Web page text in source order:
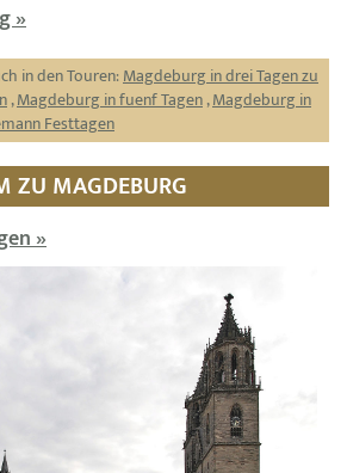
»
in den Touren:Magdeburg in drei Tagen zu
,Magdeburg in fuenf Tagen,Magdeburg in
Festtagen
ZU MAGDEBURG
»